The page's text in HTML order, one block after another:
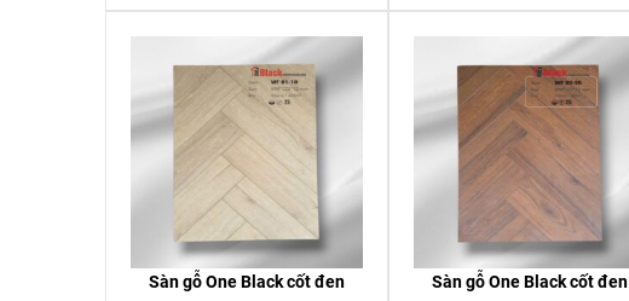
Sàn gỗ One Black cốt đen
Sàn gỗ One Black cốt đen